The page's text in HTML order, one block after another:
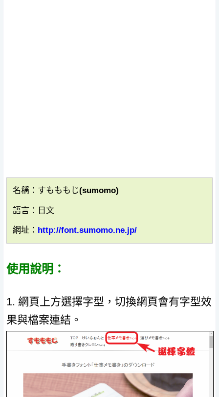
名稱：すもももじ(sumomo)
語言：日文
網址： http://font.sumomo.ne.jp/
使用說明：
1. 網頁上方選擇字型，切換網頁會有字型效
果與檔案連結。